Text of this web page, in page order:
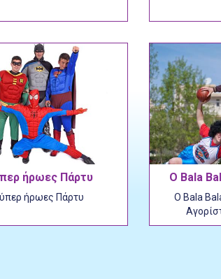
ήρωες Πάρτυ
ήρωες Πάρτυ
Ο Bala
Ο Bala